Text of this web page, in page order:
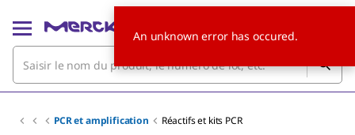
PCR et amplification Réactifs et kits PCR
An unknown error has occured.